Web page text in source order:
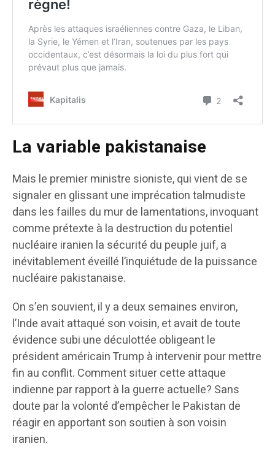
La variable pakistanaise
Mais le premier ministre sioniste, qui vient de se
signaler en glissant une imprécation talmudiste
dans les failles du mur de lamentations, invoquant
comme prétexte à la destruction du potentiel
nucléaire iranien la sécurité du peuple juif, a
inévitablement éveillé l’inquiétude de la puissance
nucléaire pakistanaise.
On s’en souvient, il y a deux semaines environ,
l’Inde avait attaqué son voisin, et avait de toute
évidence subi une déculottée obligeant le
président américain Trump à intervenir pour mettre
fin au conflit. Comment situer cette attaque
indienne par rapport à la guerre actuelle? Sans
doute par la volonté d’empêcher le Pakistan de
réagir en apportant son soutien à son voisin
iranien.